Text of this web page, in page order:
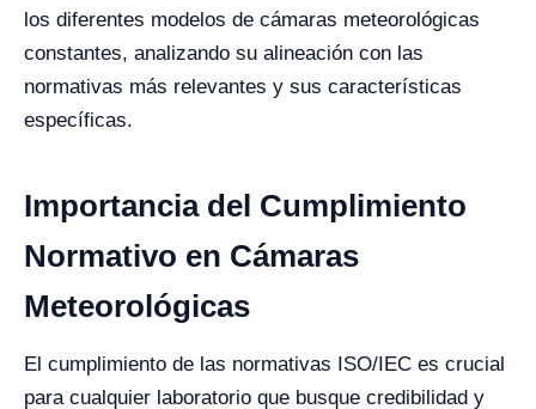
los diferentes modelos de cámaras meteorológicas
constantes, analizando su alineación con las
normativas más relevantes y sus características
específicas.
Importancia del Cumplimiento
Normativo en Cámaras
Meteorológicas
El cumplimiento de las normativas ISO/IEC es crucial
para cualquier laboratorio que busque credibilidad y